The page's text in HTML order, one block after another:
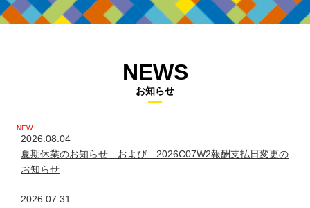
NEWS
お知らせ
2026.08.04
夏期休業のお知らせ および 2026C07W2報酬支払日変更の
お知らせ
2026.07.31